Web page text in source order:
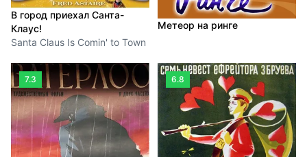
В город приехал Санта-
Клаус!
Santa Claus Is Comin' to Town
Метеор на ринге
7.3 6.8